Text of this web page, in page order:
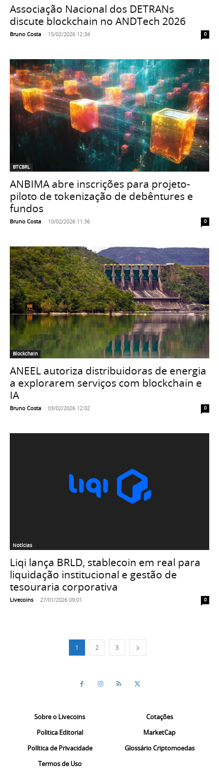
Associação Nacional dos DETRANs
discute blockchain no ANDTech 2026
Bruno Costa - 15/02/2026 12:34 0
BTCBRL
ANBIMA abre inscrições para projeto-
piloto de tokenização de debêntures e
fundos
Bruno Costa - 10/02/2026 11:36 0
Blockchain
ANEEL autoriza distribuidoras de energia
a explorarem serviços com blockchain e
IA
Bruno Costa - 03/02/2026 12:02 0
Notícias
Liqi lança BRLD, stablecoin em real para
liquidação institucional e gestão de
tesouraria corporativa
Livecoins - 27/01/2026 09:01 0
1 2 3
Sobre o Livecoins
Politica Editorial
Política de Privacidade
Termos de Uso
Cotações
MarketCap
Glossário Criptomoedas